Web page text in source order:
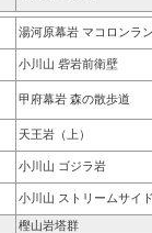
湯河原幕岩 マコロンラ
小川山 砦岩前衛壁
甲府幕岩 森の散歩道
天王岩（上）
小川山 ゴジラ岩
小川山 ストリームサイ
樫山岩塔群